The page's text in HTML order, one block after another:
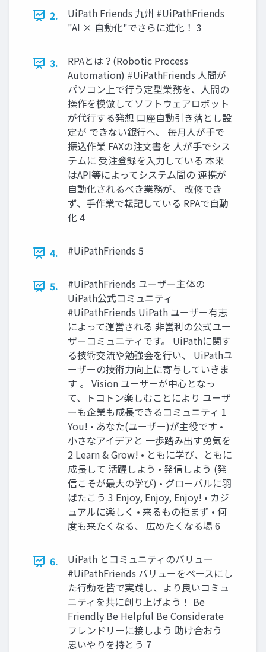
2.
UiPath Friends 九州 #UiPathFriends
"AI × 自動化"でさらに進化！ 3
3.
RPAとは？(Robotic Process
Automation) #UiPathFriends 人間が
パソコン上で行う定型業務を、人間の
操作を模倣してソフトウェアロボット
が代行する発想 口座自動引き落とし設
定が できない銀行へ、 毎月人が手で
振込作業 FAXの注文書を 人が手でシス
テムに 受注登録を入力している 本来
はAPI等によってシステム間の 連携が
自動化されるべき業務が、 改修でき
ず、手作業で転記している RPAで自動
化 4
4. #UiPathFriends 5
5.
#UiPathFriends ユーザー主体の
UiPath公式コミュニティ
#UiPathFriends UiPath ユーザー有志
によって運営される 非営利の公式ユー
ザーコミュニティです。 UiPathに関す
る技術交流や勉強会を行い、 UiPathユ
ーザーの技術力向上に寄与していきま
す 。 Vision ユーザーが中心となっ
て、トコトン楽しむことにより ユーザ
ーも企業も成長できるコミュニティ 1
You! • あなた(ユーザー)が主役です •
小さなアイデアと 一歩踏み出す勇気を
2 Learn & Grow! • ともに学び、ともに
成長して 活躍しよう • 発信しよう (発
信こそが最大の学び) • グローバルに羽
ばたこう 3 Enjoy, Enjoy, Enjoy! • カジ
ュアルに楽しく • 来るもの拒まず • 何
度も来たくなる、 広めたくなる場 6
6.
UiPath とコミュニティのバリュー
#UiPathFriends バリューをベースにし
た行動を皆で実践し、より良いコミュ
ニティを共に創り上げよう！ Be
Friendly Be Helpful Be Considerate
フレンドリーに接しよう 助け合おう
思いやりを持とう 7